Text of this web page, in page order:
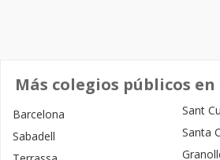
Más colegios públicos
Barcelona
Sabadell
Sant
Santa